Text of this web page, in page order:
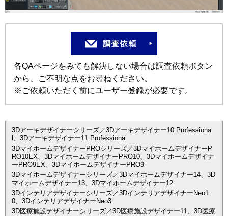
各QAページをみても解決しない場合は調査依頼ボタン
から、ご不明な点をお尋ねください。
※ご依頼いただく前にユーザー登録が必要です。
3Dアーキデザイナーシリーズ／3Dアーキデザイナー10 Professiona
l、3Dアーキデザイナー11 Professional
3DマイホームデザイナーPROシリーズ／3DマイホームデザイナーP
RO10EX、3DマイホームデザイナーPRO10、3Dマイホームデザイナ
ーPRO9EX、3DマイホームデザイナーPRO9
3Dマイホームデザイナーシリーズ／3Dマイホームデザイナー14、3D
マイホームデザイナー13、3Dマイホームデザイナー12
3Dインテリアデザイナーシリーズ／3DインテリアデザイナーNeo1
0、3DインテリアデザイナーNeo3
3D医療施設デザイナーシリーズ／3D医療施設デザイナー11、3D医療